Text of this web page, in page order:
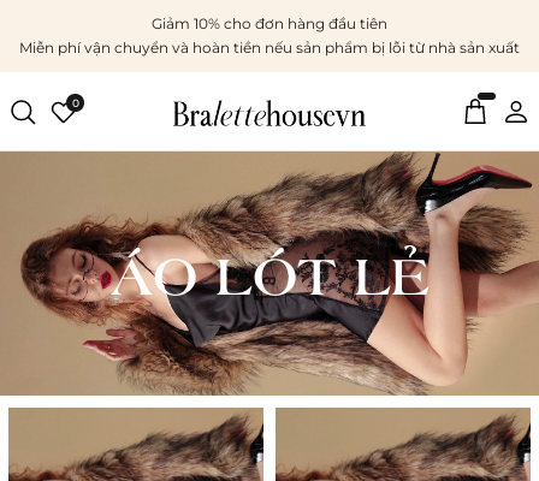
Giảm 10% cho đơn hàng đầu tiên
Miễn phí vận chuyển và hoàn tiền nếu sản phẩm bị lỗi từ nhà sản xuất
0
ÁO LÓT LẺ